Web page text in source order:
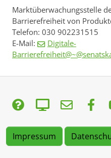
Marktüberwachungsstelle
Barrierefreiheit von
Telefon: 030 902231515
E-Mail:
Digitale-
Impressum